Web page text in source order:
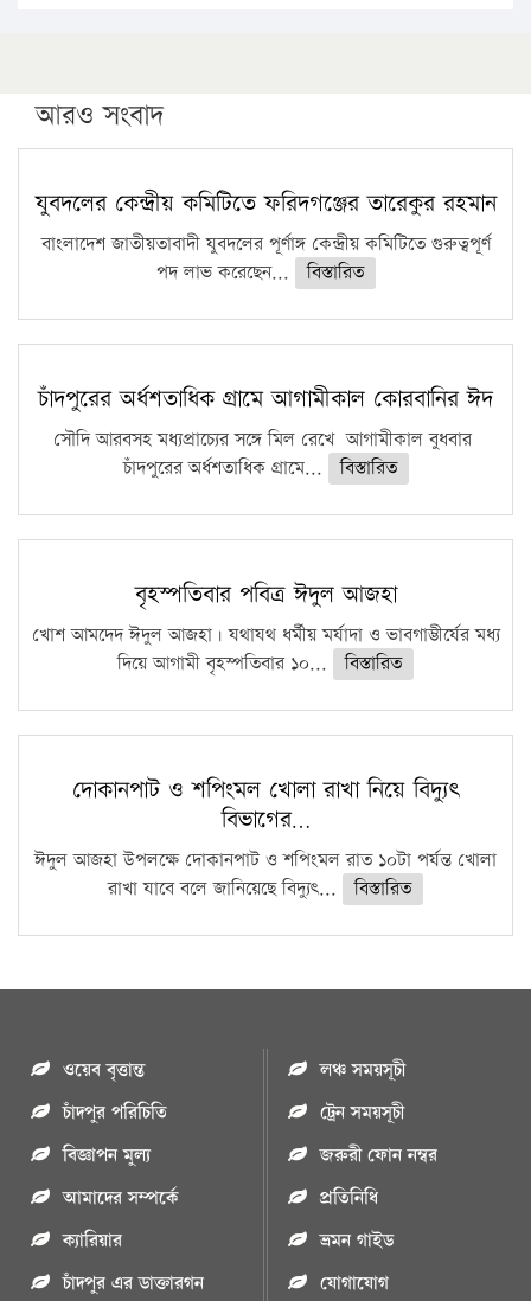
আরও সংবাদ
যুবদলের কেন্দ্রীয় কমিটিতে ফরিদগঞ্জের তারেকুর রহমান
বাংলাদেশ জাতীয়তাবাদী যুবদলের পূর্ণাঙ্গ কেন্দ্রীয় কমিটিতে গুরুত্বপূর্ণ
পদ লাভ করেছেন...
বিস্তারিত
চাঁদপুরের অর্ধশতাধিক গ্রামে আগামীকাল কোরবানির ঈদ
সৌদি আরবসহ মধ্যপ্রাচ্যের সঙ্গে মিল রেখে আগামীকাল বুধবার
চাঁদপুরের অর্ধশতাধিক গ্রামে...
বিস্তারিত
বৃহস্পতিবার পবিত্র ঈদুল আজহা
খোশ আমদেদ ঈদুল আজহা। যথাযথ ধর্মীয় মর্যাদা ও ভাবগাম্ভীর্যের মধ্য
দিয়ে আগামী বৃহস্পতিবার ১০...
বিস্তারিত
দোকানপাট ও শপিংমল খোলা রাখা নিয়ে বিদ্যুৎ
বিভাগের…
ঈদুল আজহা উপলক্ষে দোকানপাট ও শপিংমল রাত ১০টা পর্যন্ত খোলা
রাখা যাবে বলে জানিয়েছে বিদ্যুৎ...
বিস্তারিত
ওয়েব বৃত্তান্ত
চাঁদপুর পরিচিতি
বিজ্ঞাপন মুল্য
আমাদের সম্পর্কে
ক্যারিয়ার
চাঁদপুর এর ডাক্তারগন
লঞ্চ সময়সূচী
ট্রেন সময়সূচী
জরুরী ফোন নম্বর
প্রতিনিধি
ভ্রমন গাইড
যোগাযোগ